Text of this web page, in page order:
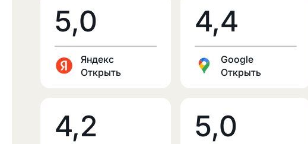
5,0
Яндекс
Открыть
4,4
Google
Открыть
4,2 5,0